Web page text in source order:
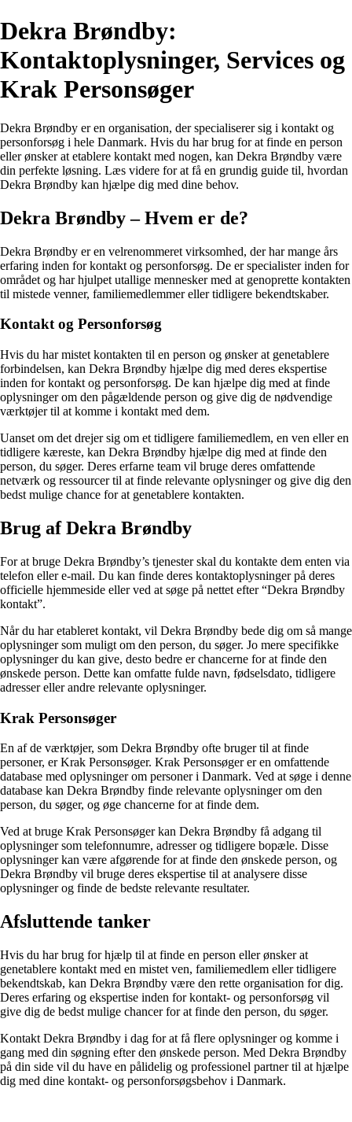
Dekra Brøndby:
Kontaktoplysninger, Services og
Krak Personsøger
Dekra Brøndby er en organisation, der specialiserer sig i kontakt og
personforsøg i hele Danmark. Hvis du har brug for at finde en person
eller ønsker at etablere kontakt med nogen, kan Dekra Brøndby være
din perfekte løsning. Læs videre for at få en grundig guide til, hvordan
Dekra Brøndby kan hjælpe dig med dine behov.
Dekra Brøndby – Hvem er de?
Dekra Brøndby er en velrenommeret virksomhed, der har mange års
erfaring inden for kontakt og personforsøg. De er specialister inden for
området og har hjulpet utallige mennesker med at genoprette kontakten
til mistede venner, familiemedlemmer eller tidligere bekendtskaber.
Kontakt og Personforsøg
Hvis du har mistet kontakten til en person og ønsker at genetablere
forbindelsen, kan Dekra Brøndby hjælpe dig med deres ekspertise
inden for kontakt og personforsøg. De kan hjælpe dig med at finde
oplysninger om den pågældende person og give dig de nødvendige
værktøjer til at komme i kontakt med dem.
Uanset om det drejer sig om et tidligere familiemedlem, en ven eller en
tidligere kæreste, kan Dekra Brøndby hjælpe dig med at finde den
person, du søger. Deres erfarne team vil bruge deres omfattende
netværk og ressourcer til at finde relevante oplysninger og give dig den
bedst mulige chance for at genetablere kontakten.
Brug af Dekra Brøndby
For at bruge Dekra Brøndby’s tjenester skal du kontakte dem enten via
telefon eller e-mail. Du kan finde deres kontaktoplysninger på deres
officielle hjemmeside eller ved at søge på nettet efter “Dekra Brøndby
kontakt”.
Når du har etableret kontakt, vil Dekra Brøndby bede dig om så mange
oplysninger som muligt om den person, du søger. Jo mere specifikke
oplysninger du kan give, desto bedre er chancerne for at finde den
ønskede person. Dette kan omfatte fulde navn, fødselsdato, tidligere
adresser eller andre relevante oplysninger.
Krak Personsøger
En af de værktøjer, som Dekra Brøndby ofte bruger til at finde
personer, er Krak Personsøger. Krak Personsøger er en omfattende
database med oplysninger om personer i Danmark. Ved at søge i denne
database kan Dekra Brøndby finde relevante oplysninger om den
person, du søger, og øge chancerne for at finde dem.
Ved at bruge Krak Personsøger kan Dekra Brøndby få adgang til
oplysninger som telefonnumre, adresser og tidligere bopæle. Disse
oplysninger kan være afgørende for at finde den ønskede person, og
Dekra Brøndby vil bruge deres ekspertise til at analysere disse
oplysninger og finde de bedste relevante resultater.
Afsluttende tanker
Hvis du har brug for hjælp til at finde en person eller ønsker at
genetablere kontakt med en mistet ven, familiemedlem eller tidligere
bekendtskab, kan Dekra Brøndby være den rette organisation for dig.
Deres erfaring og ekspertise inden for kontakt- og personforsøg vil
give dig de bedst mulige chancer for at finde den person, du søger.
Kontakt Dekra Brøndby i dag for at få flere oplysninger og komme i
gang med din søgning efter den ønskede person. Med Dekra Brøndby
på din side vil du have en pålidelig og professionel partner til at hjælpe
dig med dine kontakt- og personforsøgsbehov i Danmark.